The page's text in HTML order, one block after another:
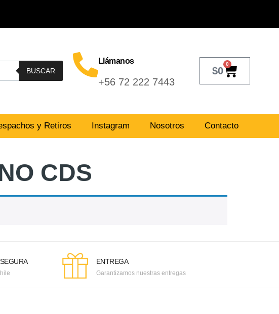
BUSCAR
Llámanos
+56 72 222 7443
$0
0
y Retiros Instagram Nosotros Contacto
CDS
ENTREGA
Garantizamos nuestras entregas